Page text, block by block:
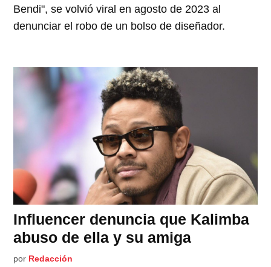
Bendi", se volvió viral en agosto de 2023 al
denunciar el robo de un bolso de diseñador.
Influencer denuncia que Kalimba
abuso de ella y su amiga
por Redacción